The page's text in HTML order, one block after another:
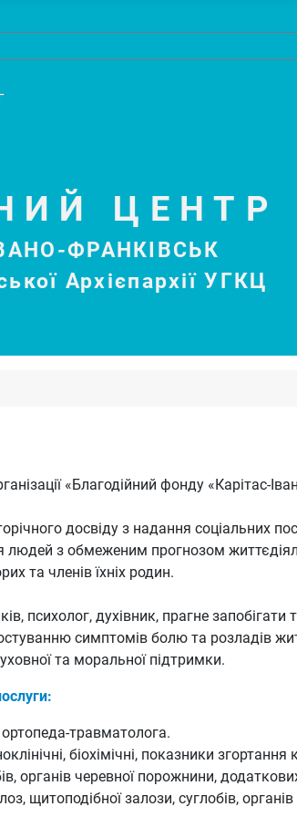
ЦЕНТР
ФРАНКІВСЬК
Архієпархії УГКЦ
«Благодійний фонду «Карітас-
досвіду з надання соціальних
людей з обмеженим прогнозом
та членів їхніх родин.
психолог, духівник, прагне
симптомів болю та розладів
та моральної підтримки.
ортопеда-травматолога.
біохімічні, показники згортання
органів черевної порожнини,
щитоподібної залози, суглобів,